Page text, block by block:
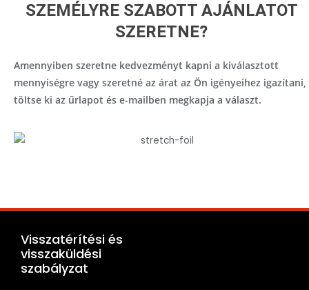
SZEMÉLYRE SZABOTT AJÁNLATOT
SZERETNE?
Amennyiben szeretne kedvezményt kapni a kiválasztott
mennyiségre vagy szeretné az árat az Ön igényeihez igazítani,
töltse ki az űrlapot és e-mailben megkapja a választ.
Visszatérítési és
visszaküldési
szabályzat